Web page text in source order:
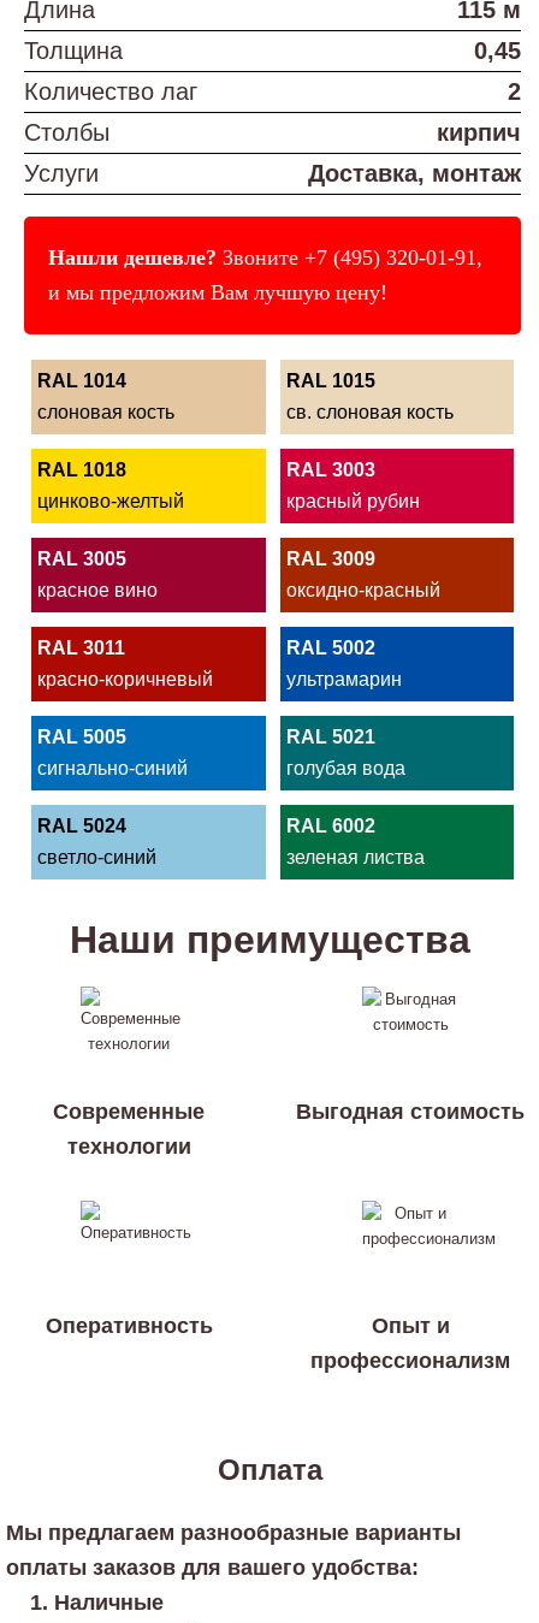
Длина
115 м
Толщина
0,45
Количество лаг
2
Столбы
кирпич
Услуги
Доставка, монтаж
Нашли дешевле? Звоните +7 (495) 320-01-91,
и мы предложим Вам лучшую цену!
RAL 1014
слоновая кость
RAL 1015
св. слоновая кость
RAL 1018
цинково-желтый
RAL 3003
красный рубин
RAL 3005
красное вино
RAL 3009
оксидно-красный
RAL 3011
красно-коричневый
RAL 5002
ультрамарин
RAL 5005
сигнально-синий
RAL 5021
голубая вода
RAL 5024
светло-синий
RAL 6002
зеленая листва
Наши преимущества
Современные
технологии
Выгодная стоимость
Оперативность
Опыт и
профессионализм
Оплата
Мы предлагаем разнообразные варианты
оплаты заказов для вашего удобства:
Наличные